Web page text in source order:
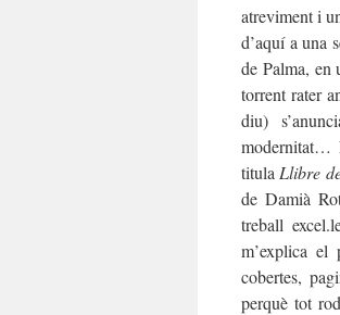
atreviment i
d’aquí a una
de Palma, en
torrent rater
diu)
modernitat…
titula Llibre
de Damià
treball
m’explica el
cobertes,
perquè tot